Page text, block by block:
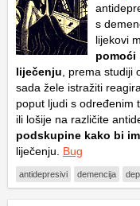
s
lijekovi
pomoći
liječenju, prema studiji
sada žele istražiti
poput ljudi s određenim
ili lošije na različite
podskupine kako bi
liječenju. Bug
antidepresivi demencija